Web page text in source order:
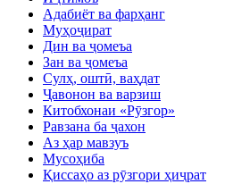
Адабиёт ва фарҳанг
Муҳоҷират
Дин ва ҷомеъа
Зан ва ҷомеъа
Сулҳ, оштӣ, ваҳдат
Ҷавонон ва варзиш
Китобхонаи «Рӯзгор»
Равзана ба ҷахон
Аз ҳар мавзуъ
Мусоҳиба
Қиссаҳо аз рӯзгори ҳиҷрат